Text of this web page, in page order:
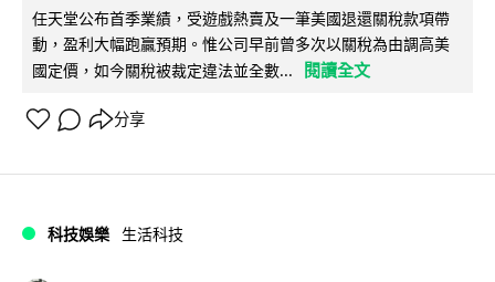
任天堂公布首季業績，受遊戲熱賣及一筆美國退還關稅款項帶
動，盈利大幅跑贏預期。惟公司早前曾多次以關稅為由調高美
國定價，如今關稅被裁定違法並全數...
閱讀全文
分享
科技娛樂 生活科技